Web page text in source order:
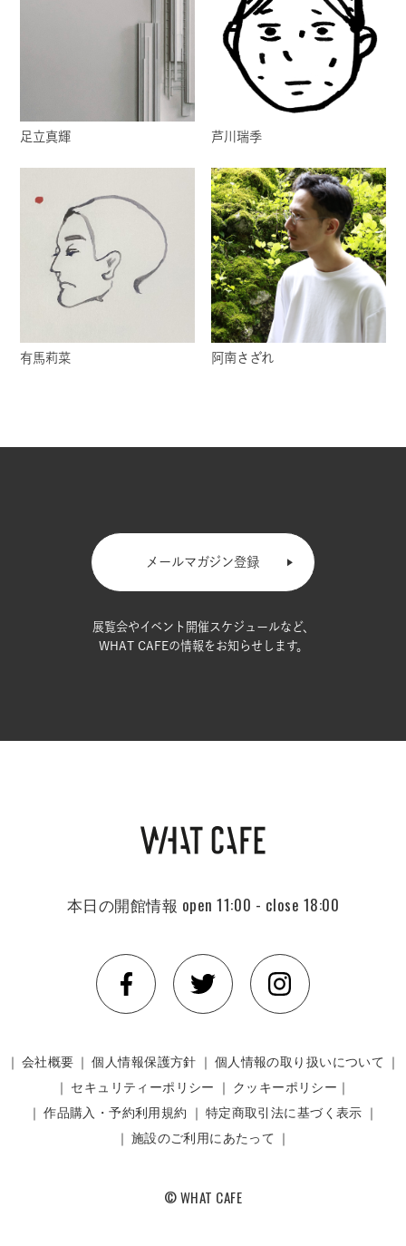
足立真輝 芦川瑞季
有馬莉菜 阿南さざれ
メールマガジン登録
展覧会やイベント開催スケジュールなど、
WHAT CAFEの情報をお知らせします。
本日の開館情報 open 11:00 - close 18:00
｜ 会社概要 ｜個人情報保護方針 ｜ 個人情報の取り扱いについて ｜
｜ セキュリティーポリシー ｜ クッキーポリシー｜
｜作品購入・予約利用規約 ｜ 特定商取引法に基づく表示 ｜
｜ 施設のご利用にあたって ｜
© WHAT CAFE